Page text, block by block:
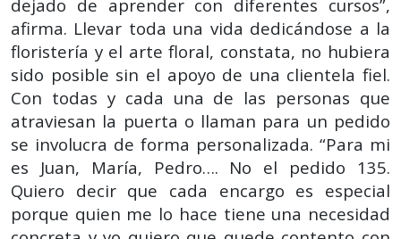
dejado de aprender con diferentes cursos”,
afirma. Llevar toda una vida dedicándose a la
floristería y el arte floral, constata, no hubiera
sido posible sin el apoyo de una clientela fiel.
Con todas y cada una de las personas que
atraviesan la puerta o llaman para un pedido
se involucra de forma personalizada. “Para mi
es Juan, María, Pedro…. No el pedido 135.
Quiero decir que cada encargo es especial
porque quien me lo hace tiene una necesidad